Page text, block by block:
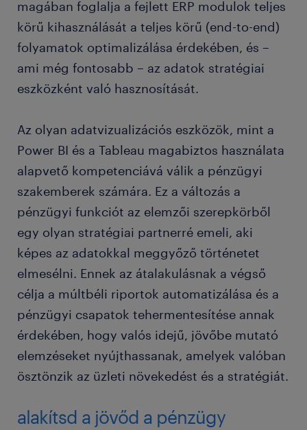
magában foglalja a fejlett ERP modulok teljes
körű kihasználását a teljes körű (end-to-end)
folyamatok optimalizálása érdekében, és –
ami még fontosabb – az adatok stratégiai
eszközként való hasznosítását.
Az olyan adatvizualizációs eszközök, mint a
Power BI és a Tableau magabiztos használata
alapvető kompetenciává válik a pénzügyi
szakemberek számára. Ez a változás a
pénzügyi funkciót az elemzői szerepkörből
egy olyan stratégiai partnerré emeli, aki
képes az adatokkal meggyőző történetet
elmesélni. Ennek az átalakulásnak a végső
célja a múltbéli riportok automatizálása és a
pénzügyi csapatok tehermentesítése annak
érdekében, hogy valós idejű, jövőbe mutató
elemzéseket nyújthassanak, amelyek valóban
ösztönzik az üzleti növekedést és a stratégiát.
alakítsd a jövőd a pénzügy